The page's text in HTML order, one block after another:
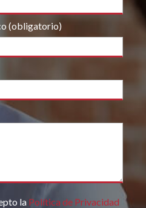
(obligatorio)
vacío.
la Política de Privacidad